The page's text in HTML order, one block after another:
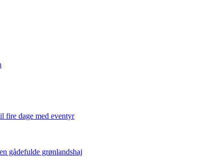
fire dage med eventyr
gådefulde grønlandshaj